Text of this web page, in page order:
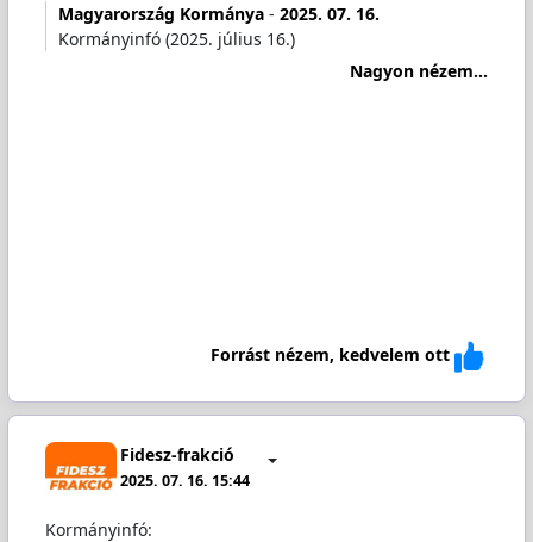
Magyarország Kormánya- 2025. 07. 16.
Kormányinfó (2025. július 16.)
Nagyon nézem...
Forrást nézem, kedvelem ott
Fidesz-frakció
2025. 07. 16. 15:44
Kormányinfó: